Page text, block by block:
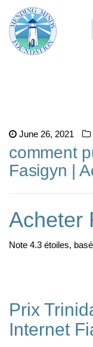
June 26, 2021
comment
Fasigyn |
Acheter
Note 4.3 étoiles,
Prix
Internet